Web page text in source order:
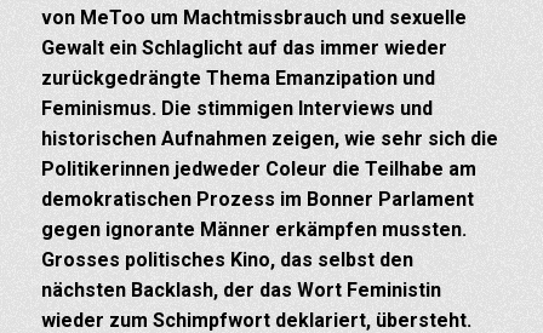
von MeToo um Machtmissbrauch und sexuelle
Gewalt ein Schlaglicht auf das immer wieder
zurückgedrängte Thema Emanzipation und
Feminismus. Die stimmigen Interviews und
historischen Aufnahmen zeigen, wie sehr sich die
Politikerinnen jedweder Coleur die Teilhabe am
demokratischen Prozess im Bonner Parlament
gegen ignorante Männer erkämpfen mussten.
Grosses politisches Kino, das selbst den
nächsten Backlash, der das Wort Feministin
wieder zum Schimpfwort deklariert, übersteht.